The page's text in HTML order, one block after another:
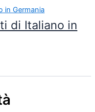
di Italiano in